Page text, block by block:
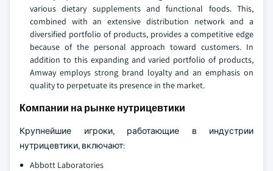
various dietary supplements and functional foods. This,
combined with an extensive distribution network and a
diversified portfolio of products, provides a competitive edge
because of the personal approach toward customers. In
addition to this expanding and varied portfolio of products,
Amway employs strong brand loyalty and an emphasis on
quality to perpetuate its presence in the market.
Компании на рынке нутрицевтики
Крупнейшие игроки, работающие в индустрии
нутрицевтики, включают:
Abbott Laboratories